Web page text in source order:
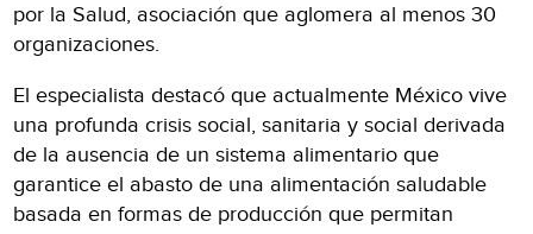
por la Salud, asociación que aglomera al menos 30
organizaciones.
El especialista destacó que actualmente México vive
una profunda crisis social, sanitaria y social derivada
de la ausencia de un sistema alimentario que
garantice el abasto de una alimentación saludable
basada en formas de producción que permitan